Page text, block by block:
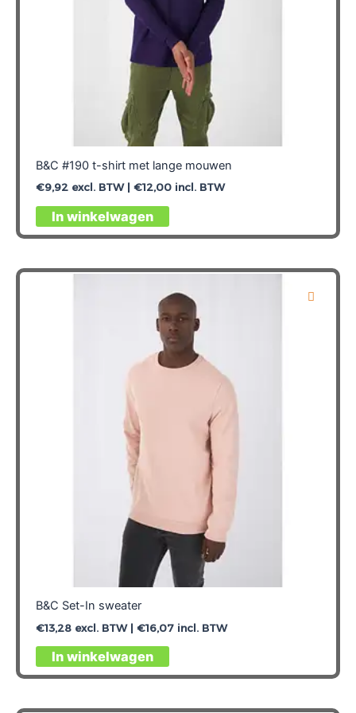
B&C #190 t-shirt met lange mouwen
€9,92excl. BTW | €12,00incl. BTW
In winkelwagen
Dit
product
meerdere
Deze
optie
kan
gekozen
productpagina
B&C Set-In sweater
€13,28excl. BTW | €16,07incl. BTW
In winkelwagen
Dit
product
meerdere